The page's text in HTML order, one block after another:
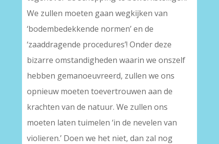
We zullen moeten gaan wegkijken van
‘bodembedekkende normen’ en de
‘zaaddragende procedures’! Onder deze
bizarre omstandigheden waarin we onszelf
hebben gemanoeuvreerd, zullen we ons
opnieuw moeten toevertrouwen aan de
krachten van de natuur. We zullen ons
moeten laten tuimelen ‘in de nevelen van
violieren.’ Doen we het niet, dan zal nog